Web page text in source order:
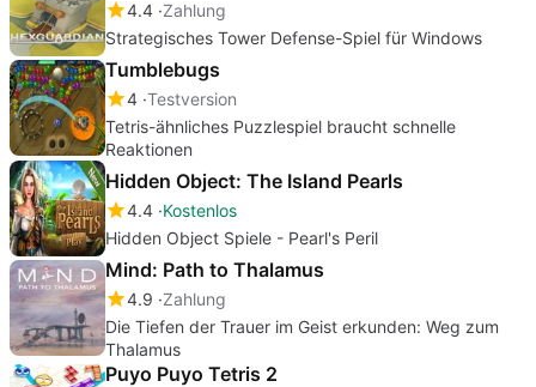
4.4 Zahlung
Strategisches Tower Defense-Spiel für Windows
Tumblebugs
4 Testversion
Tetris-ähnliches Puzzlespiel braucht schnelle
Reaktionen
Hidden Object: The Island Pearls
4.4 Kostenlos
Hidden Object Spiele - Pearl's Peril
Mind: Path to Thalamus
4.9 Zahlung
Die Tiefen der Trauer im Geist erkunden: Weg zum
Thalamus
Puyo Puyo Tetris 2